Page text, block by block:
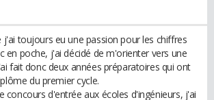
toujours eu une passion pour les chiffres
en poche, j'ai décidé de m'orienter vers une
fait donc deux années préparatoires qui ont
du premier cycle.
concours d'entrée aux écoles d'ingénieurs, j'ai